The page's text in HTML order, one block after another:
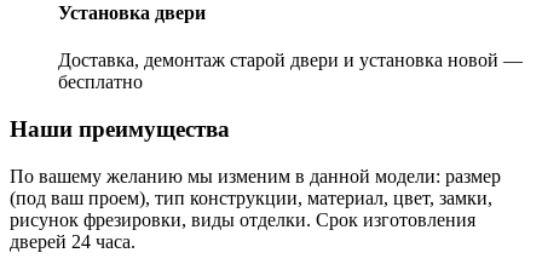
Установка двери
Доставка, демонтаж старой двери и установка новой —
бесплатно
Наши преимущества
По вашему желанию мы изменим в данной модели: размер
(под ваш проем), тип конструкции, материал, цвет, замки,
рисунок фрезировки, виды отделки. Срок изготовления
дверей 24 часа.